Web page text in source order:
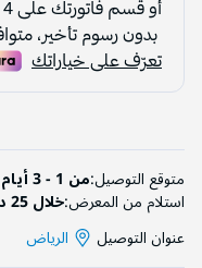
متوقع التوصيل:من 1 - 3 أيام
استلام من المعرض:خلال 25 دقيقة
عنوان التوصيل
الرياض